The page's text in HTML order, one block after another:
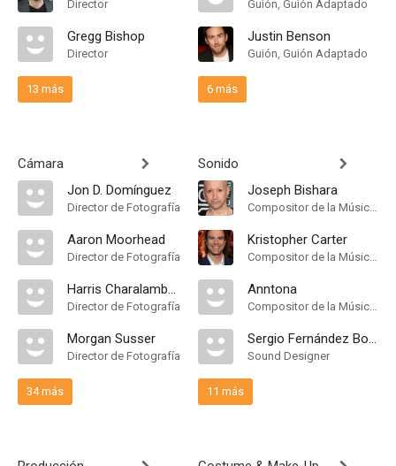
Director
Gregg Bishop
Director
13 más
Cámara
Jon D. Domínguez
Director de Fotografía
Aaron Moorhead
Director de Fotografía
Harris Charalambous
Director de Fotografía
Morgan Susser
Director de Fotografía
34 más
Guión, Guión Adaptado
Justin Benson
Guión, Guión Adaptado
6 más
Sonido
Joseph Bishara
Compositor de la Música Original
Kristopher Carter
Compositor de la Música Original
Anntona
Compositor de la Música Original
Sergio Fernández Borrás
Sound Designer
11 más